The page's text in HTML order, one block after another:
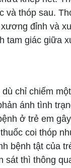
và thóp sau.
đỉnh và
tam giác giữa
chỉ chiếm
ánh tình
ở trẻ em
coi thóp
bệnh tật của
sát thì thông